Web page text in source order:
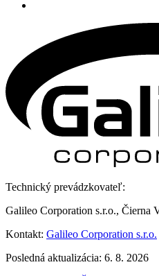
Technický prevádzkovateľ:
Galileo Corporation s.r.o., Čierna
Kontakt: Galileo Corporation s.r.o.
Posledná aktualizácia: 6. 8. 2026